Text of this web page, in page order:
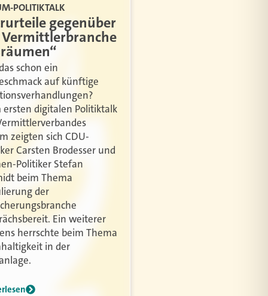
POLITIKTALK
gegenüber
schon ein
auf künftige
ersten digitalen Politiktalk
zeigten sich CDU-
Carsten Brodesser und
Politiker Stefan
beim Thema
der
Ein weiterer
herrschte beim Thema
in der